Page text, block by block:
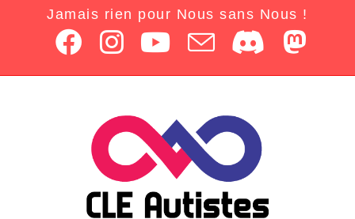
Jamais rien pour Nous sans Nous !